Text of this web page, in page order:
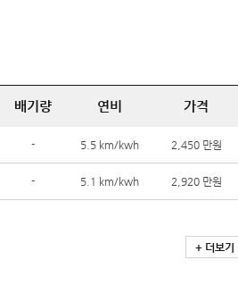
배기량 연비 가격
- 5.5 km/kwh 2,450 만원
- 5.1 km/kwh 2,920 만원
+ 더보기